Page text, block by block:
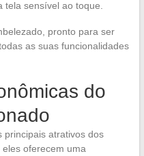
sensível ao toque.
pronto para ser
as suas funcionalidades
do
principais atrativos dos
oferecem uma